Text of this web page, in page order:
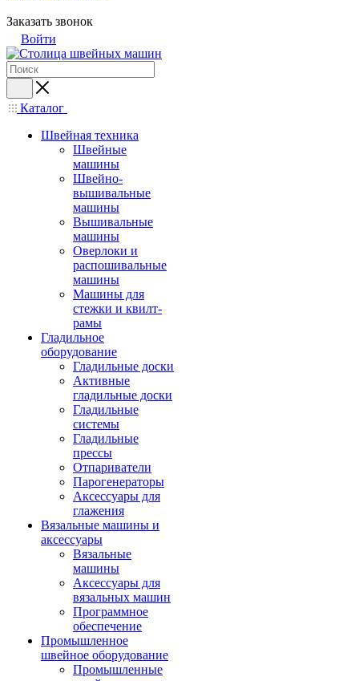
Заказать звонок
Войти
Каталог
Швейная техника
Швейные
машины
Швейно-
вышивальные
машины
Вышивальные
машины
Оверлоки и
распошивальные
машины
Машины для
стежки и квилт-
рамы
Гладильное
оборудование
Гладильные доски
Активные
гладильные доски
Гладильные
системы
Гладильные
прессы
Отпариватели
Парогенераторы
Аксессуары для
глажения
Вязальные машины и
аксессуары
Вязальные
машины
Аксессуары для
вязальных машин
Программное
обеспечение
Промышленное
швейное оборудование
Промышленные